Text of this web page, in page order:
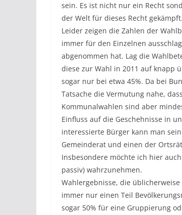
sein. Es ist nicht nur ein Recht
der Welt für dieses Recht gekämpft.
Leider zeigen die Zahlen der
immer für den Einzelnen
abgenommen hat. Lag die
diese zur Wahl in 2011 auf knapp
sogar nur bei etwa 45%. Da bei
Tatsache die Vermutung nahe,
Kommunalwahlen sind aber
Einfluss auf die Geschehnisse in
interessierte Bürger kann man
Gemeinderat und einen der
Insbesondere möchte ich hier
passiv) wahrzunehmen.
Wahlergebnisse, die
immer nur einen Teil
sogar 50% für eine Gruppierung